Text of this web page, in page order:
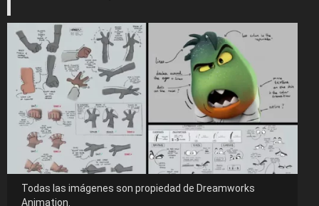
Todas las imágenes son propiedad de Dreamworks
Animation.